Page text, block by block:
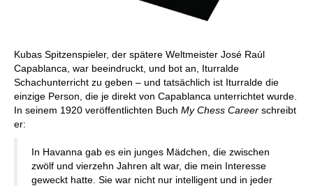
Kubas Spitzenspieler, der spätere Weltmeister José Raúl
Capablanca, war beeindruckt, und bot an, Iturralde
Schachunterricht zu geben – und tatsächlich ist Iturralde die
einzige Person, die je direkt von Capablanca unterrichtet wurde.
In seinem 1920 veröffentlichten Buch My Chess Career schreibt
er:
In Havanna gab es ein junges Mädchen, die zwischen
zwölf und vierzehn Jahren alt war, die mein Interesse
geweckt hatte. Sie war nicht nur intelligent und in jeder